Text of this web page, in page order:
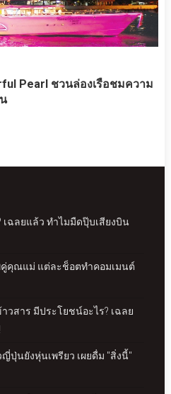
Pearl ชวนล่องเรือชมความ
เฉลยแล้ว ทำไมมืดปุ๊บเสียงบิน
คู่คุณแม่ แต่ละช็อตทำคอมเมนต์
วสาร มีประโยชน์อะไร? เฉลย
ปุ่นยังหุ่นเพรียว เผยดื่ม "สิ่งนี้"